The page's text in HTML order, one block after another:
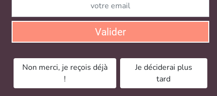
Anaëlle Badier a effectué sa thèse Cifre au sein de Nomad
Éducation avant d’être embauchée par la start-up. - © D.R.
Quand l’aventure est concluante, la thèse Cifre est aussi
que Nomad Éducation a d’ailleurs fait avec Anaëlle
Badier à l’issue de sa thèse.
Valider
Non merci, je reçois déjà
!
Je déciderai plus
tard